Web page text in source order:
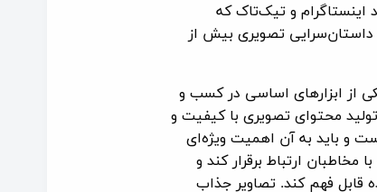
اینستاگرام و تیک‌تاک که
تصویری بیش از
از ابزارهای اساسی در کسب و
محتوای تصویری با کیفیت و
و باید به آن اهمیت ویژه‌ای
ارتباط برقرار کند و
قابل فهم کند. تصاویر جذاب